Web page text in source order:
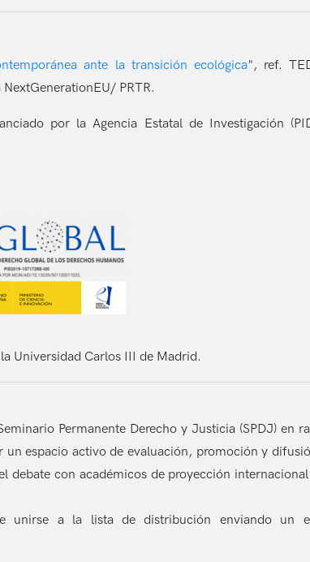
ante la transición ecológica", ref.
PRTR.
por la Agencia Estatal de Investigación
Universidad Carlos III de Madrid.
Permanente Derecho y Justicia (SPDJ) en
espacio activo de evaluación, promoción y
debate con académicos de proyección
unirse a la lista de distribución enviando un